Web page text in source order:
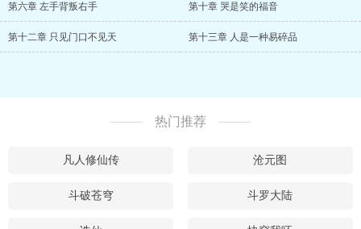
第六章 左手背叛右手 第十章 哭是笑的福音
第十二章 只见门口不见天 第十三章 人是一种易碎品
热门推荐
凡人修仙传 沧元图
斗破苍穹 斗罗大陆